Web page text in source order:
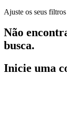
Ajuste os seus
Não
busca.
Inicie uma